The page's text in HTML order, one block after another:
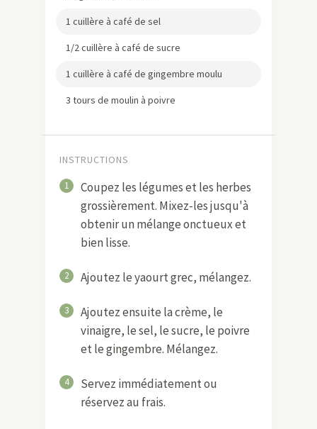
1 cuillère à café de sel
1/2 cuillère à café de sucre
1 cuillère à café de gingembre moulu
3 tours de moulin à poivre
INSTRUCTIONS
1
Coupez les légumes et les herbes
grossièrement. Mixez-les jusqu'à
obtenir un mélange onctueux et
bien lisse.
2 Ajoutez le yaourt grec, mélangez.
3
Ajoutez ensuite la crème, le
vinaigre, le sel, le sucre, le poivre
et le gingembre. Mélangez.
4
Servez immédiatement ou
réservez au frais.